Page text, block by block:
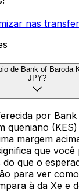
nas
de Bank of Baroda
JPY?
por
queniano
margem
que
que o
para ver
à da Xe e